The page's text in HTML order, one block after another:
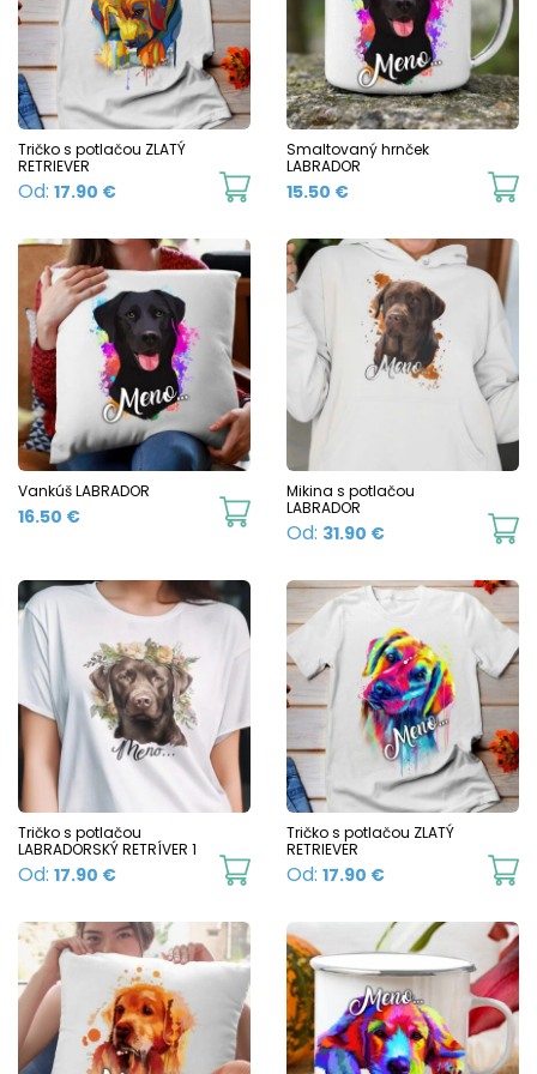
Tričko s potlačou ZLATÝ
RETRIEVER
Od: 17.90 €
This
has
multiple
variants.
options
may
be
chosen
product
page
Smaltovaný hrnček
LABRADOR
15.50 €
Vankúš LABRADOR
16.50 €
Mikina s potlačou
LABRADOR
Od: 31.90 €
Tričko s potlačou
LABRADORSKÝ RETRÍVER 1
Od: 17.90 €
This
has
multiple
variants.
Tričko s potlačou ZLATÝ
RETRIEVER
Od: 17.90 €